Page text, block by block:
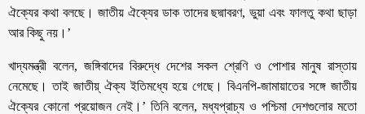
ঐক্যের কথা বলছে। জাতীয় ঐক্যের ডাক তাদের ছদ্মাবরণ, ভুয়া এবং ফালতু কথা ছাড়া
আর কিছু নয়।’
খাদ্যমন্ত্রী বলেন, জঙ্গিবাদের বিরুদ্ধে দেশের সকল শ্রেণি ও পোশার মানুষ রাস্তায়
নেমেছে। তাই জাতীয়্ ঐক্য ইতিমধ্যে হয়ে গেছে। বিএনপি-জামায়াতের সঙ্গে জাতীয়
ঐক্যের কোনো প্রয়োজন নেই।’ তিনি বলেন, মধ্যপ্রাচ্য ও পশ্চিমা দেশগুলোর মতো